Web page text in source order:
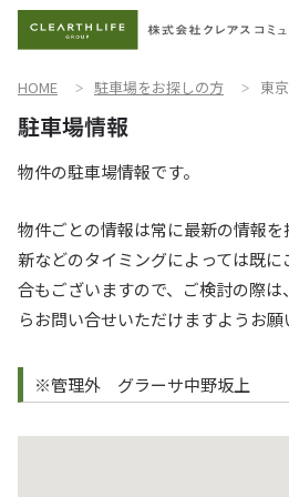
HOME 駐車場をお探しの方 東
物件の駐車場情報です。
物件ごとの情報は常に最新の情報
新などのタイミングによっては既
合もございますので、ご検討の際
らお問い合せいただけますようお願
※管理外 グラーサ中野坂上